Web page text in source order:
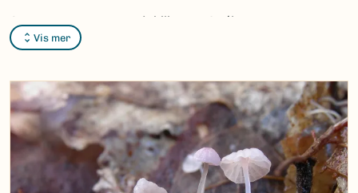
Vis mer
Synonymer:
Mycena debilis
(Fr.) Quél.
Nynorsk:grårosa bladhette
Nordsamisk/Davvisámegiella:Ingen
Vitenskapelig navn ID:53863
Takson ID:
36675